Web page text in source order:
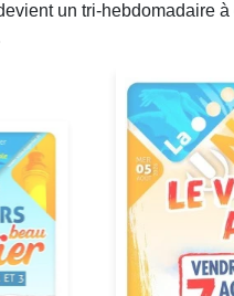
un tri-hebdomadaire